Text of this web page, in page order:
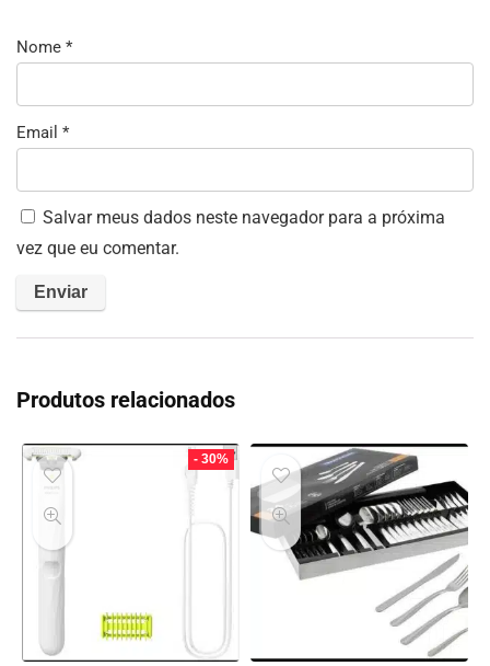
Nome *
Email *
Salvar meus dados neste navegador para a próxima
vez que eu comentar.
Produtos relacionados
- 30%